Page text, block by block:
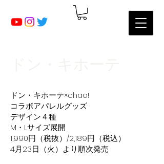
ドン・キホーテ×chao!
コラボアパレルグッズ
デザイン４種
M・Lサイズ展開
1,990円（税抜）/2,189円（税込）
4月23日（火）より順次発売